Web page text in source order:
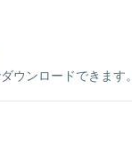
ウンロードできます。